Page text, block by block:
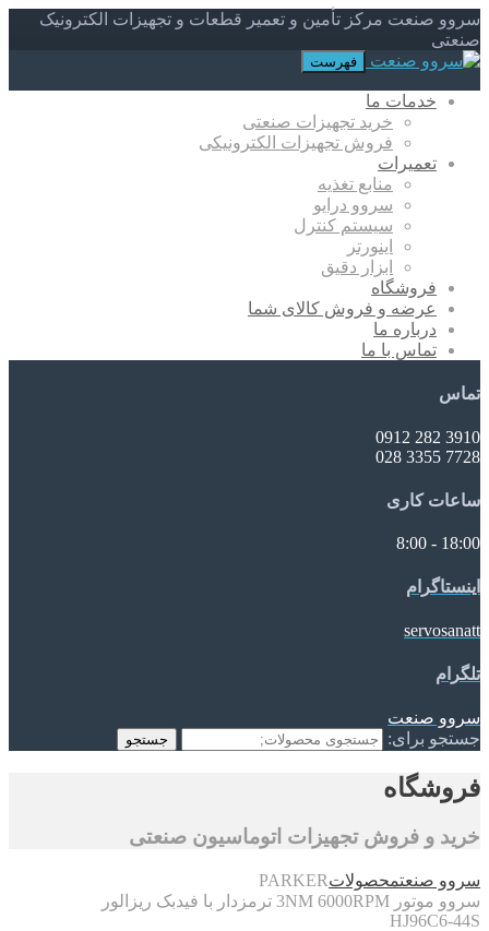
سروو صنعت مرکز تأمین و تعمیر قطعات و تجهیزات الکترونیک
صنعتی
فهرست
خدمات ما
خرید تجهیزات صنعتی
فروش تجهیزات الکترونیکی
تعمیرات
منابع تغذیه
سروو درایو
سیستم کنترل
اینورتر
ابزار دقیق
فروشگاه
عرضه و فروش کالای شما
درباره ما
تماس با ما
تماس
3910 282 0912
7728 3355 028
ساعات کاری
18:00 - 8:00
اینستاگرام
servosanatt
تلگرام
سروو صنعت
جستجو برای:
جستجو
فروشگاه
خرید و فروش تجهیزات اتوماسیون صنعتی
سروو صنعتمحصولاتPARKER
سروو موتور 3NM 6000RPM ترمزدار با فیدبک ریزالور
HJ96C6-44S